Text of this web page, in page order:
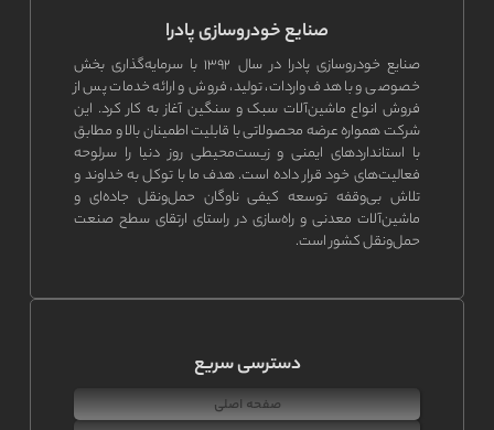
صنایع خودروسازی پادرا
صنایع خودروسازی پادرا در سال ۱۳۹۲ با سرمایه‌گذاری بخش
خصوصی و با هدف واردات، تولید، فروش و ارائه خدمات پس از
فروش انواع ماشین‌آلات سبک و سنگین آغاز به کار کرد. این
شرکت همواره عرضه محصولاتی با قابلیت اطمینان بالا و مطابق
با استانداردهای ایمنی و زیست‌محیطی روز دنیا را سرلوحه
فعالیت‌های خود قرار داده است. هدف ما با توکل به خداوند و
تلاش بی‌وقفه توسعه کیفی ناوگان حمل‌ونقل جاده‌ای و
ماشین‌آلات معدنی و راه‌سازی در راستای ارتقای سطح صنعت
حمل‌ونقل کشور است.
دسترسی سریع
صفحه اصلی